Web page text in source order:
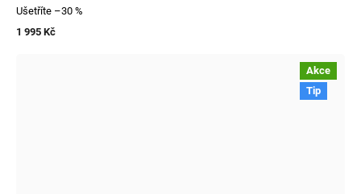
Ušetříte –30 %
1 995 Kč
Akce
Tip